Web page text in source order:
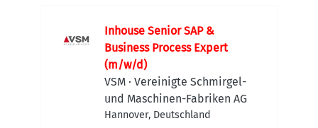
Inhouse Senior SAP &
Business Process Expert
(m/w/d)
VSM · Vereinigte Schmirgel-
und Maschinen-Fabriken AG
Hannover, Deutschland